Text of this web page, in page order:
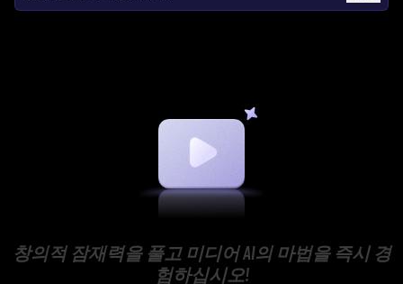
창의적 잠재력을 풀고 미디어 AI의 마법을 즉시 경
험하십시오!